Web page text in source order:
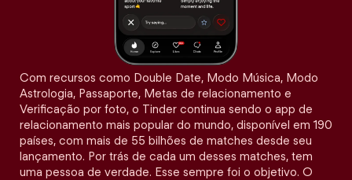
Com recursos como Double Date, Modo Música, Modo
Astrologia, Passaporte, Metas de relacionamento e
Verificação por foto, o Tinder continua sendo o app de
relacionamento mais popular do mundo, disponível em 190
países, com mais de 55 bilhões de matches desde seu
lançamento. Por trás de cada um desses matches, tem
uma pessoa de verdade. Esse sempre foi o objetivo. O